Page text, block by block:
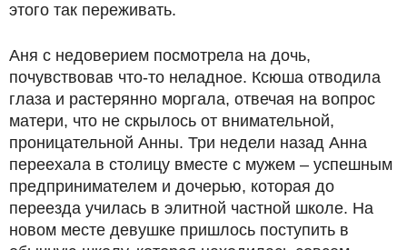
этого так переживать.
Аня с недоверием посмотрела на дочь,
почувствовав что-то неладное. Ксюша отводила
глаза и растерянно моргала, отвечая на вопрос
матери, что не скрылось от внимательной,
проницательной Анны. Три недели назад Анна
переехала в столицу вместе с мужем – успешным
предпринимателем и дочерью, которая до
переезда училась в элитной частной школе. На
новом месте девушке пришлось поступить в